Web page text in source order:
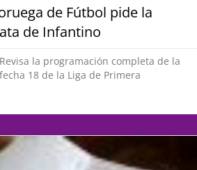
de Fútbol pide la
de Infantino
Revisa la programación completa de la
fecha 18 de la Liga de Primera